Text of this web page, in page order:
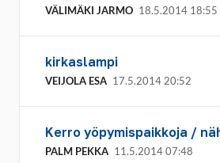
VÄLIMÄKI JARMO 18.5.2014 18:55
kirkaslampi
VEIJOLA ESA 17.5.2014 20:52
Kerro yöpymispaikkoja /
PALM PEKKA 11.5.2014 07:48